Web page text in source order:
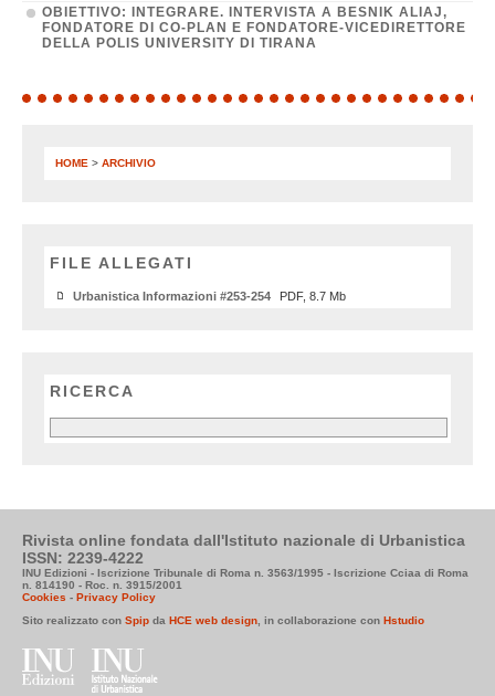
OBIETTIVO: INTEGRARE. INTERVISTA A BESNIK ALIAJ,
FONDATORE DI CO-PLAN E FONDATORE-VICEDIRETTORE
DELLA POLIS UNIVERSITY DI TIRANA
HOME > ARCHIVIO
FILE ALLEGATI
Urbanistica Informazioni #253-254 PDF, 8.7 Mb
RICERCA
Rivista online fondata dall'Istituto nazionale di Urbanistica
ISSN: 2239-4222
INU Edizioni - Iscrizione Tribunale di Roma n. 3563/1995 - Iscrizione Cciaa di Roma
n. 814190 - Roc. n. 3915/2001
Cookies - Privacy Policy
Sito realizzato con Spip da HCE web design , in collaborazione con Hstudio